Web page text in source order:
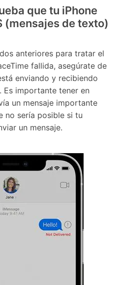
que tu iPhone
(mensajes de texto)󠀲󠀩󠀠󠀥󠀦󠀩󠀣󠀩󠀳
anteriores para tratar el
fallida, asegúrate de
enviando y recibiendo
Es importante tener en
un mensaje importante
no sería posible si tu
un mensaje.󠀲󠀩󠀠󠀥󠀦󠀩󠀤󠀡󠀳